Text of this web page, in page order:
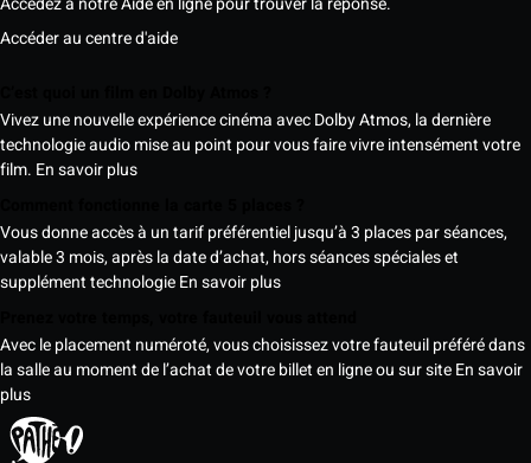
Accéder au centre d'aide
Vivez une nouvelle expérience cinéma avec Dolby Atmos, la dernière
technologie audio mise au point pour vous faire vivre intensément votre
film. En savoir plus
Vous donne accès à un tarif préférentiel jusqu’à 3 places par séances,
valable 3 mois, après la date d’achat, hors séances spéciales et
supplément technologieEn savoir plus
Avec le placement numéroté, vous choisissez votre fauteuil préféré dans
la salle au moment de l’achat de votre billet en ligne ou sur siteEn savoir
plus